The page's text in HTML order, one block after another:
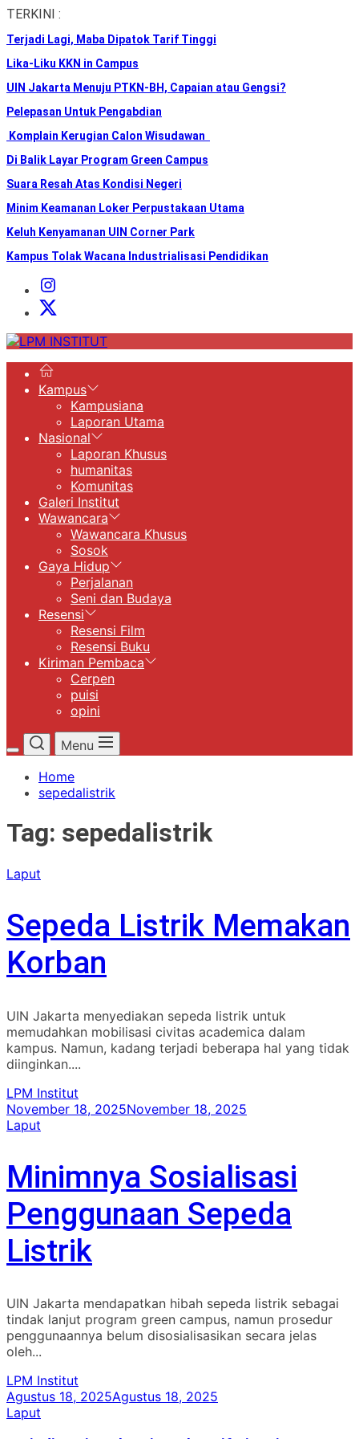
Skip
the
content
TERKINI :
Terjadi Lagi, Maba Dipatok Tarif Tinggi
Lika-Liku KKN in Campus
UIN Jakarta Menuju PTKN-BH, Capaian atau Gengsi?
Pelepasan Untuk Pengabdian
Komplain Kerugian Calon Wisudawan
Di Balik Layar Program Green Campus
Suara Resah Atas Kondisi Negeri
Minim Keamanan Loker Perpustakaan Utama
Keluh Kenyamanan UIN Corner Park
Kampus Tolak Wacana Industrialisasi Pendidikan
Instagram
Institut
X
LPM
Kampus
Kampusiana
Laporan Utama
Nasional
Laporan Khusus
humanitas
Komunitas
Galeri Institut
Wawancara
Wawancara Khusus
Sosok
Gaya Hidup
Perjalanan
Seni dan Budaya
Resensi
Resensi Film
Resensi Buku
Kiriman Pembaca
Cerpen
puisi
opini
Menu
Home
sepedalistrik
Tag: sepedalistrik
Laput
Sepeda Listrik Memakan
Korban
UIN Jakarta menyediakan sepeda listrik untuk
memudahkan mobilisasi civitas academica dalam
kampus. Namun, kadang terjadi beberapa hal yang tidak
diinginkan....
LPM Institut
November 18, 2025November 18, 2025
Laput
Minimnya Sosialisasi
Penggunaan Sepeda
Listrik
UIN Jakarta mendapatkan hibah sepeda listrik sebagai
tindak lanjut program green campus, namun prosedur
penggunaannya belum disosialisasikan secara jelas
oleh...
LPM Institut
Agustus 18, 2025Agustus 18, 2025
Laput